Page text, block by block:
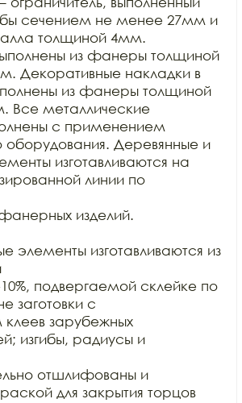
сечением не менее 27мм и
толщиной 4мм.
из фанеры толщиной
Декоративные накладки в
из фанеры толщиной
Все металлические
с применением
оборудования. Деревянные и
изготавливаются на
линии по
изделий.
элементы изготавливаются из
подвергаемой склейке по
заготовки с
зарубежных
изгибы, радиусы и
отшлифованы и
для закрытия торцов